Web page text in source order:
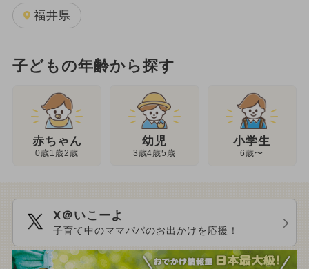
福井県
子どもの年齢から探す
赤ちゃん
0歳1歳2歳
幼児
3歳4歳5歳
小学生
6歳〜
X＠いこーよ
子育て中のママパパのお出かけを応援！